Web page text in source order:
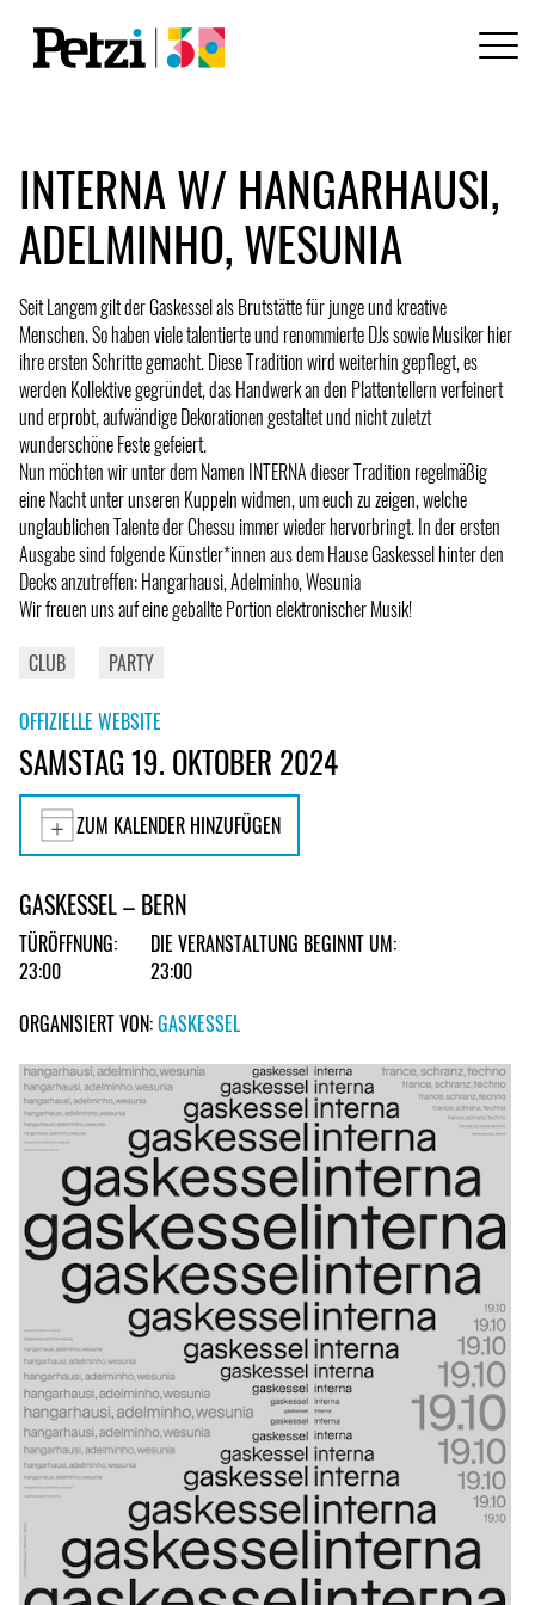
INTERNA W/ HANGARHAUSI,
ADELMINHO, WESUNIA
Seit Langem gilt der Gaskessel als Brutstätte für junge und kreative
Menschen. So haben viele talentierte und renommierte DJs sowie Musiker hier
ihre ersten Schritte gemacht. Diese Tradition wird weiterhin gepflegt, es
werden Kollektive gegründet, das Handwerk an den Plattentellern verfeinert
und erprobt, aufwändige Dekorationen gestaltet und nicht zuletzt
wunderschöne Feste gefeiert.
Nun möchten wir unter dem Namen INTERNA dieser Tradition regelmäßig
eine Nacht unter unseren Kuppeln widmen, um euch zu zeigen, welche
unglaublichen Talente der Chessu immer wieder hervorbringt. In der ersten
Ausgabe sind folgende Künstler*innen aus dem Hause Gaskessel hinter den
Decks anzutreffen: Hangarhausi, Adelminho, Wesunia
Wir freuen uns auf eine geballte Portion elektronischer Musik!
CLUB
PARTY
OFFIZIELLE WEBSITE
SAMSTAG 19. OKTOBER 2024
ZUM KALENDER HINZUFÜGEN
GASKESSEL – BERN
TÜRÖFFNUNG:
23:00
DIE VERANSTALTUNG BEGINNT UM:
23:00
ORGANISIERT VON:GASKESSEL